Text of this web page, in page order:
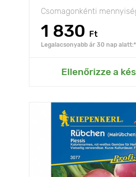
Csomagonkénti
1 830 Ft
Legalacsonyabb ár 30 nap
Ellenőrizze a